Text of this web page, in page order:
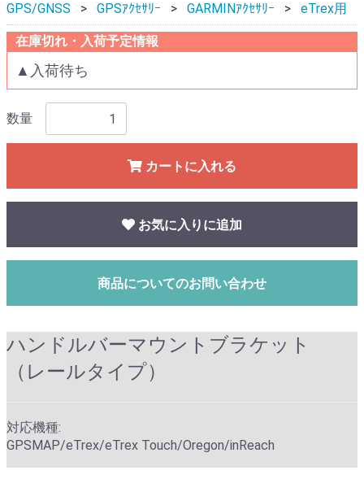
GPS/GNSS
GPSｱｸｾｻﾘｰ GARMINｱｸｾｻﾘｰ eTrex用
在庫切れ・入荷予定情報
▲入荷待ち
数量
カートに入れる
お気に入りに追加
商品についてのお問い合わせ
ハンドルバーマウントブラケット
（レールタイプ）
対応機種:
GPSMAP/eTrex/eTrex Touch/Oregon/inReach